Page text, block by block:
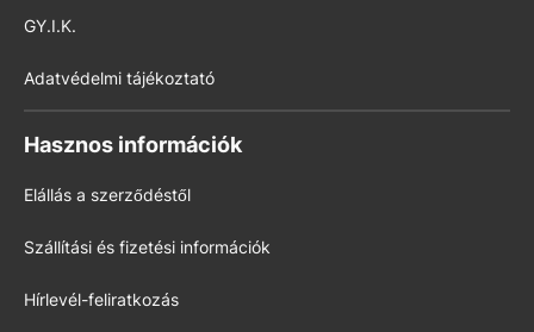
GY.I.K.
Adatvédelmi tájékoztató
Hasznos információk
Elállás a szerződéstől
Szállítási és fizetési információk
Hírlevél-feliratkozás